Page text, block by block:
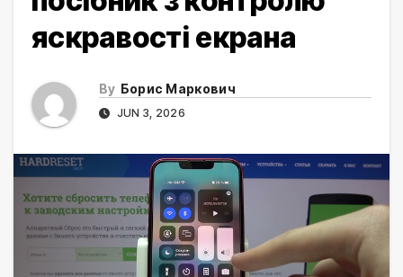
яскравості екрана
By Борис Маркович
JUN 3, 2026